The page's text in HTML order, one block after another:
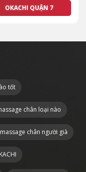
OKACHI QUẬN 7
tốt
chân loại nào
chân người già